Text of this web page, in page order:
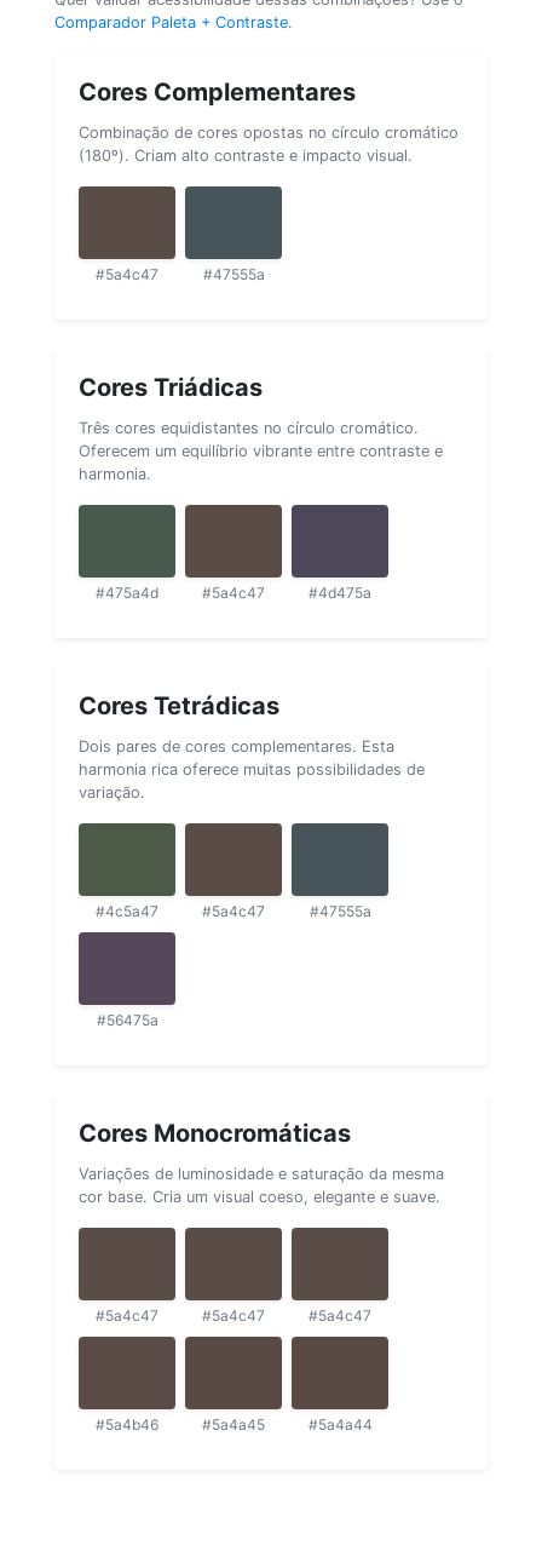
Comparador Paleta + Contraste.
Cores Complementares
Combinação de cores opostas no círculo cromático
(180º). Criam alto contraste e impacto visual.
#5a4c47 #47555a
Cores Triádicas
Três cores equidistantes no círculo cromático.
Oferecem um equilíbrio vibrante entre contraste e
harmonia.
#475a4d #5a4c47 #4d475a
Cores Tetrádicas
Dois pares de cores complementares. Esta
harmonia rica oferece muitas possibilidades de
variação.
#4c5a47 #5a4c47 #47555a
#56475a
Cores Monocromáticas
Variações de luminosidade e saturação da mesma
cor base. Cria um visual coeso, elegante e suave.
#5a4c47 #5a4c47 #5a4c47
#5a4b46 #5a4a45 #5a4a44